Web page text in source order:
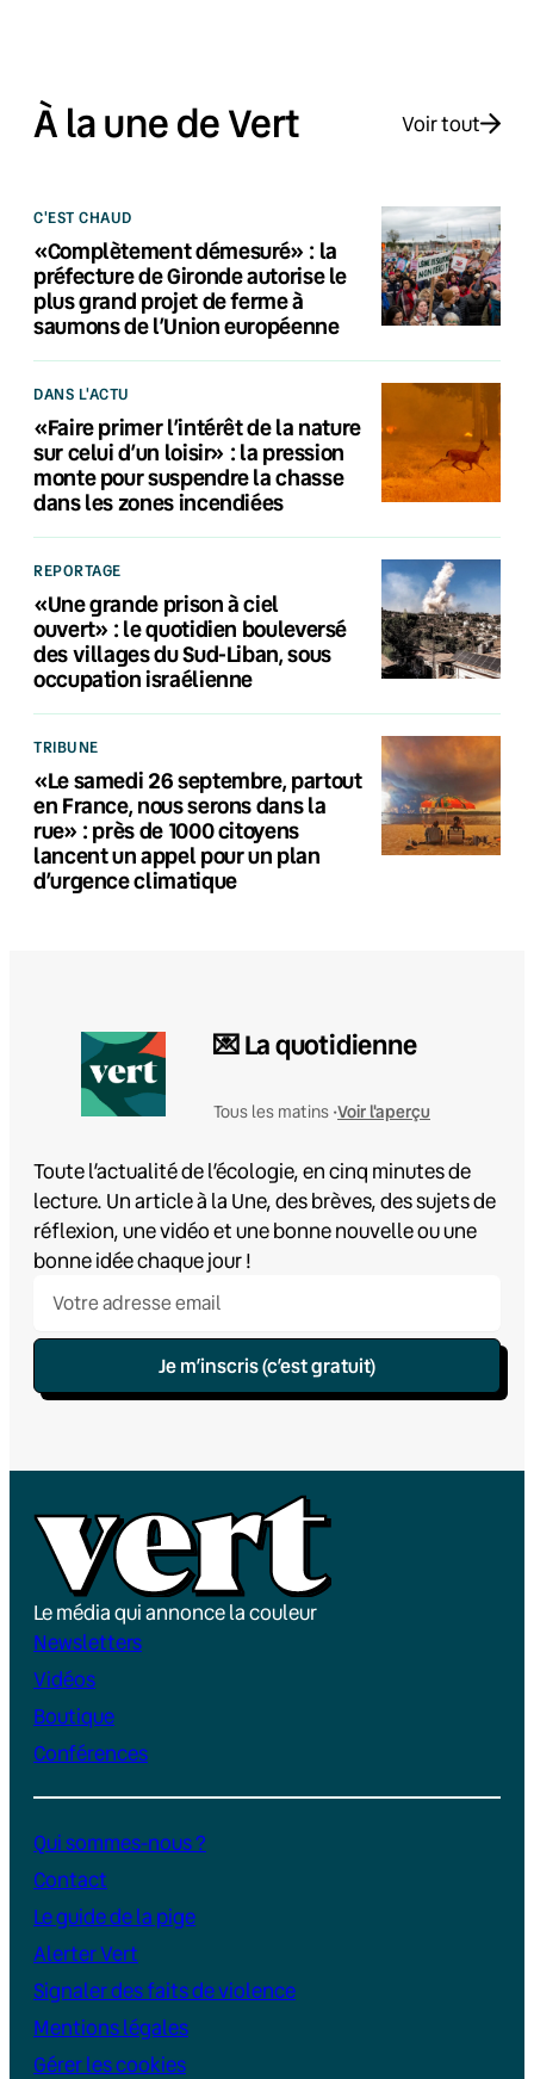
À la une de Vert Voir tout
C'EST CHAUD
«Complètement démesuré» : la
préfecture de Gironde autorise le
plus grand projet de ferme à
saumons de l’Union européenne
DANS L'ACTU
«Faire primer l’intérêt de la nature
sur celui d’un loisir» : la pression
monte pour suspendre la chasse
dans les zones incendiées
REPORTAGE
«Une grande prison à ciel
ouvert» : le quotidien bouleversé
des villages du Sud-Liban, sous
occupation israélienne
TRIBUNE
«Le samedi 26 septembre, partout
en France, nous serons dans la
rue» : près de 1000 citoyens
lancent un appel pour un plan
d’urgence climatique
💌 La quotidienne
Tous les matins •Voir l'aperçu
Toute l’actualité de l’écologie, en cinq minutes de
lecture. Un article à la Une, des brèves, des sujets de
réflexion, une vidéo et une bonne nouvelle ou une
bonne idée chaque jour !
Je m’inscris (c’est gratuit)
Le média qui annonce la couleur
Newsletters
Vidéos
Boutique
Conférences
Qui sommes-nous ?
Contact
Le guide de la pige
Alerter Vert
Signaler des faits de violence
Mentions légales
Gérer les cookies